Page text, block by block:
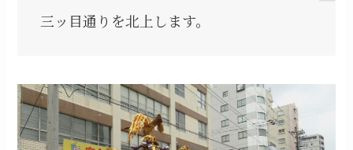
三ッ目通りを北上します。